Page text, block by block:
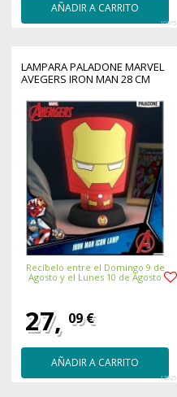
AÑADIR A CARRITO
10375
LAMPARA PALADONE MARVEL
AVEGERS IRON MAN 28 CM
Recíbelo entre el Domingo 9 de
Agosto y el Lunes 10 de Agosto
27, 09 €
AÑADIR A CARRITO
12025